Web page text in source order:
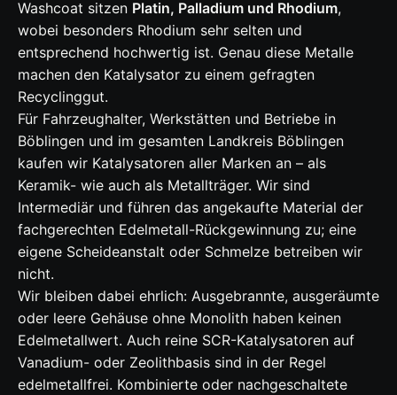
Washcoat sitzen Platin, Palladium und Rhodium,
wobei besonders Rhodium sehr selten und
entsprechend hochwertig ist. Genau diese Metalle
machen den Katalysator zu einem gefragten
Recyclinggut.
Für Fahrzeughalter, Werkstätten und Betriebe in
Böblingen und im gesamten Landkreis Böblingen
kaufen wir Katalysatoren aller Marken an – als
Keramik- wie auch als Metallträger. Wir sind
Intermediär und führen das angekaufte Material der
fachgerechten Edelmetall-Rückgewinnung zu; eine
eigene Scheideanstalt oder Schmelze betreiben wir
nicht.
Wir bleiben dabei ehrlich: Ausgebrannte, ausgeräumte
oder leere Gehäuse ohne Monolith haben keinen
Edelmetallwert. Auch reine SCR-Katalysatoren auf
Vanadium- oder Zeolithbasis sind in der Regel
edelmetallfrei. Kombinierte oder nachgeschaltete